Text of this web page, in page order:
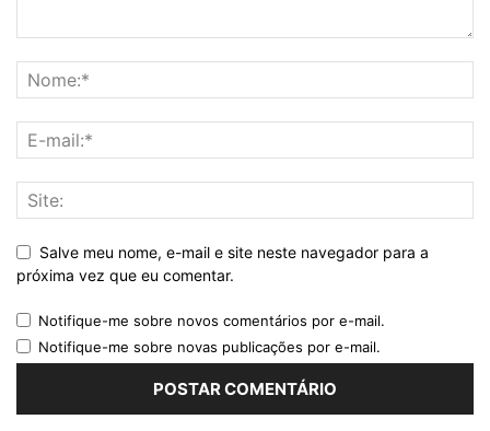
Salve meu nome, e-mail e site neste navegador para a
próxima vez que eu comentar.
Notifique-me sobre novos comentários por e-mail.
Notifique-me sobre novas publicações por e-mail.